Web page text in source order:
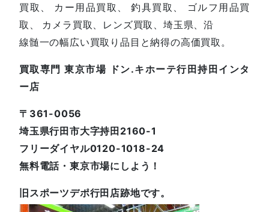
買取、 カー用品買取、 釣具買取、 ゴルフ用品買
取、 カメラ買取、レンズ買取、埼玉県、沿
線髄一の幅広い買取り品目と納得の高価買取。
買取専門 東京市場 ドン.キホーテ行田持田インタ
ー店
〒361-0056
埼玉県行田市大字持田2160-1
フリーダイヤル0120-1018-24
無料電話・東京市場にしよう！
旧スポーツデポ行田店跡地です。